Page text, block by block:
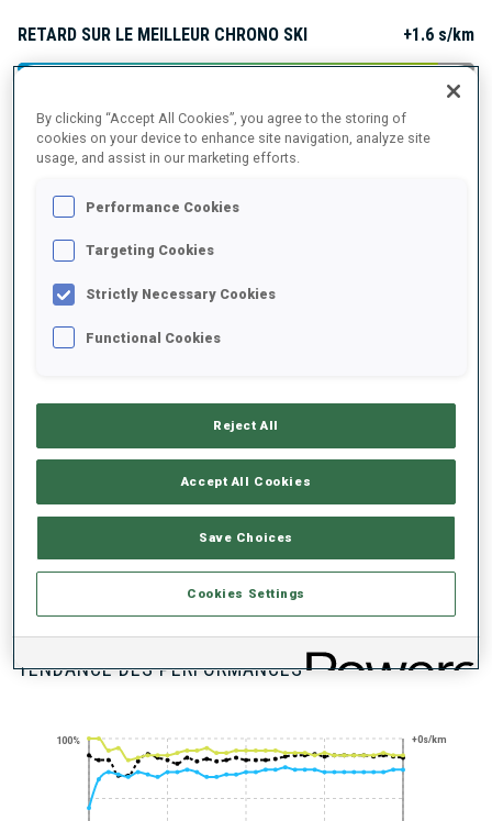
RETARD SUR LE MEILLEUR CHRONO SKI +1.6 s/km
93%
TIR DEBOUT
BADGES DÉBLOQUÉS
PRONE SHOOTING
EXPERT
TENDANCE DES PERFORMANCES
100% +0s/km
By clicking “Accept All Cookies”, you agree to the storing of
cookies on your device to enhance site navigation, analyze site
usage, and assist in our marketing efforts.
Performance Cookies
Targeting Cookies
Strictly Necessary Cookies
Functional Cookies
Reject All
Accept All Cookies
Save Choices
Cookies Settings